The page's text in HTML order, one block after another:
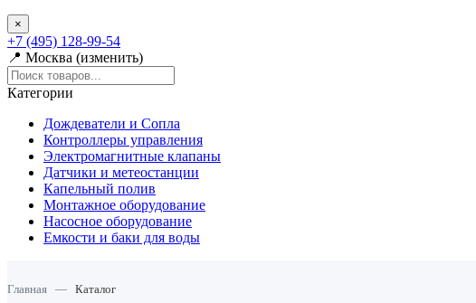
×
+7 (495) 128-99-54
📍 Москва (изменить)
Категории
Дождеватели и Сопла
Контроллеры управления
Электромагнитные клапаны
Датчики и метеостанции
Капельный полив
Монтажное оборудование
Насосное оборудование
Емкости и баки для воды
Главная — Каталог